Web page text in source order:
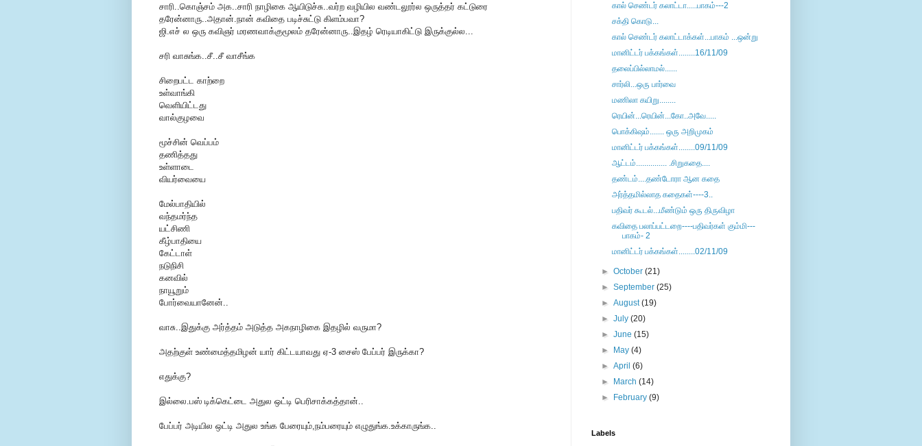
சாரி..கொஞ்சம் அக..சாரி நாழிகை ஆயிடுச்சு..வர்ற வழியில வண்டலூர்ல ஒருத்தர் கட்டுரை
தரேன்னாரு..அதான்.நான் கவிதை படிச்சுட்டு கிளம்பவா?
ஜி.எச் ல ஒரு கவிஞர் மரணவாக்குமூலம் தரேன்னாரு..இதழ் ரெடியாகிட்டு இருக்குல்ல...
சரி வாசுங்க..சீ..சீ வாசீங்க
சிறைபட்ட காற்றை
உள்வாங்கி
வெளியிட்டது
வால்குழவை
மூச்சின் வெப்பம்
தணித்தது
உள்ளாடை
வியர்வையை
மேல்பாதியில்
வந்தமர்ந்த
யட்சிணி
கீழ்பாதியை
கேட்டாள்
நடுநிசி
கனவில்
நாயூறும்
போர்வையானேன்..
வாசு..இதுக்கு அர்த்தம் அடுத்த அகநாழிகை இதழில் வருமா?
அதற்குள் உண்மைத்தமிழன் யார் கிட்டயாவது ஏ-3 சைஸ் பேப்பர் இருக்கா?
எதுக்கு?
இல்லை.பஸ் டிக்கெட்டை அதுல ஒட்டி பெரிசாக்கத்தான்..
பேப்பர் அடியில ஒட்டி அதுல உங்க பேரையும்,நம்பரையும் எழுதுங்க.உக்காருங்க..
கால் செண்டர் கலாட்டா.....பாகம்---2
சக்தி கொடு...
கால் செண்டர் கலாட்டாக்கள்...பாகம் ...ஒன்று
மானிட்டர் பக்கங்கள்........16/11/09
தலைப்பில்லாமல்......
சார்லி...ஒரு பார்வை
மணிலா கயிறு........
ரெயின்...ரெயின்...கோ..அவே.....
பொக்கிஷம்....... ஒரு அறிமுகம்
மானிட்டர் பக்கங்கள்........09/11/09
ஆட்டம்............... .சிறுகதை....
தண்டம்....தண்டோரா ஆன கதை
அர்த்தமில்லாத கதைகள்----3..
பதிவர் கூடல்...மீண்டும் ஒரு திருவிழா
கவிதை பலாப்பட்டறை----பதிவர்கள் கும்மி---
பாகம்- 2
மானிட்டர் பக்கங்கள்........02/11/09
►October(21)
►September(25)
►August(19)
►July(20)
►June(15)
►
May(4)
►April(6)
►
March(14)
►
February(9)
Labels